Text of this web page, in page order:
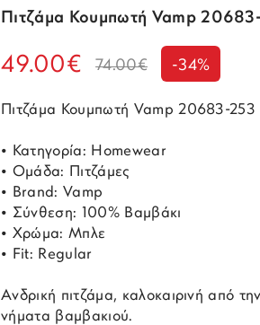
Πιτζάμα Κουμπωτή Vamp
49.00€ 74.00€ -34%
Πιτζάμα Κουμπωτή Vamp 20683-253
• Κατηγορία: Homewear
• Ομάδα: Πιτζάμες
• Brand: Vamp
• Σύνθεση: 100% Βαμβάκι
• Χρώμα: Μπλε
• Fit: Regular
Ανδρική πιτζάμα, καλοκαιρινή από
νήματα βαμβακιού.